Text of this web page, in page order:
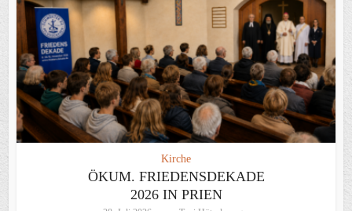
Kirche
ÖKUM. FRIEDENSDEKADE
2026 IN PRIEN